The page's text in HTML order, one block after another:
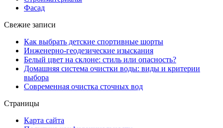
Фасад
Свежие записи
Как выбрать детские спортивные шорты
Инженерно-геодезические изыскания
Белый цвет на склоне: стиль или опасность?
Домашняя система очистки воды: виды и критерии
выбора
Современная очистка сточных вод
Страницы
Карта сайта